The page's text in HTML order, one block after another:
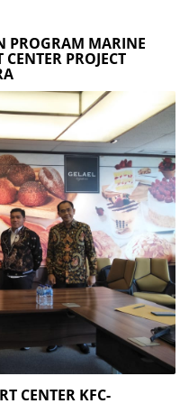
PROGRAM MARINE
PROJECT
CENTER KFC-